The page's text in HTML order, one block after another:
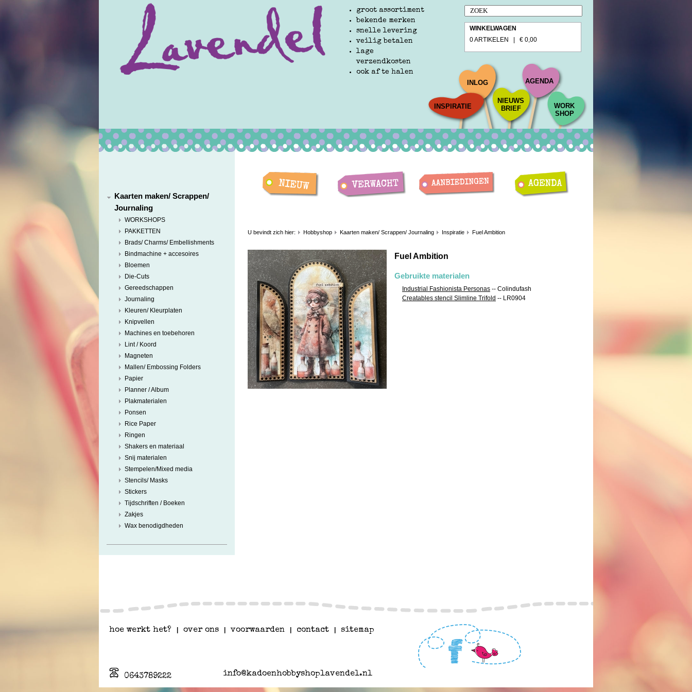
groot assortiment
bekende merken
snelle levering
veilig betalen
lage
verzendkosten
ook af te halen
WINKELWAGEN
0 ARTIKELEN | € 0,00
INSPIRATIE
INLOG
NIEUWS
BRIEF
AGENDA
WORK
SHOP
Kaarten maken/ Scrappen/
Journaling
WORKSHOPS
PAKKETTEN
Brads/ Charms/ Embellishments
Bindmachine + accesoires
Bloemen
Die-Cuts
Gereedschappen
Journaling
Kleuren/ Kleurplaten
Knipvellen
Machines en toebehoren
Lint / Koord
Magneten
Mallen/ Embossing Folders
Papier
Planner / Album
Plakmaterialen
Ponsen
Rice Paper
Ringen
Shakers en materiaal
Snij materialen
Stempelen/Mixed media
Stencils/ Masks
Stickers
Tijdschriften / Boeken
Zakjes
Wax benodigdheden
U bevindt zich hier: Hobbyshop Kaarten maken/ Scrappen/ Journaling Inspiratie Fuel Ambition
Fuel Ambition
Gebruikte materialen
Industrial Fashionista Personas -- Colindufash
Creatables stencil Slimline Trifold -- LR0904
hoe werkt het? over ons voorwaarden contact sitemap
0643789222 info@kadoenhobbyshoplavendel.nl